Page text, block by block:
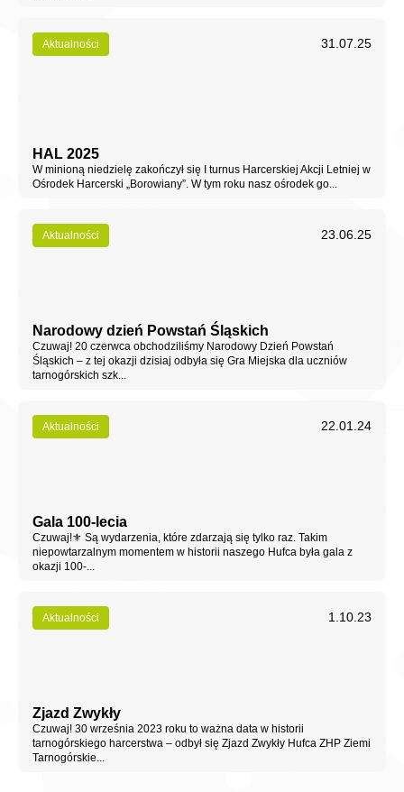
Aktualności 31.07.25
HAL 2025
W minioną niedzielę zakończył się I turnus Harcerskiej Akcji Letniej w
Ośrodek Harcerski „Borowiany”. W tym roku nasz ośrodek go...
Aktualności 23.06.25
Narodowy dzień Powstań Śląskich
Czuwaj! 20 czerwca obchodziliśmy Narodowy Dzień Powstań
Śląskich – z tej okazji dzisiaj odbyła się Gra Miejska dla uczniów
tarnogórskich szk...
Aktualności 22.01.24
Gala 100-lecia
Czuwaj!⚜ Są wydarzenia, które zdarzają się tylko raz. Takim
niepowtarzalnym momentem w historii naszego Hufca była gala z
okazji 100-...
Aktualności 1.10.23
Zjazd Zwykły
Czuwaj! 30 września 2023 roku to ważna data w historii
tarnogórskiego harcerstwa – odbył się Zjazd Zwykły Hufca ZHP Ziemi
Tarnogórskie...